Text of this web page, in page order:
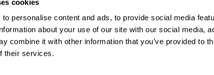
cookies
personalise content and ads, to provide social media
about your use of our site with our social media,
combine it with other information that you’ve provided to
their services.
> Obchodní
> Kontakty
> GDPR